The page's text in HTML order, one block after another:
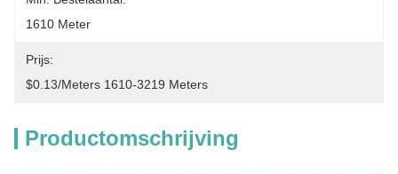
1610 Meter
Prijs:
$0.13/meters 1610-3219 Meters
Productomschrijving